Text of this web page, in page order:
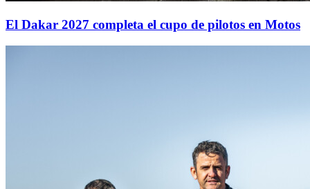
El Dakar 2027 completa el cupo de pilotos en Motos